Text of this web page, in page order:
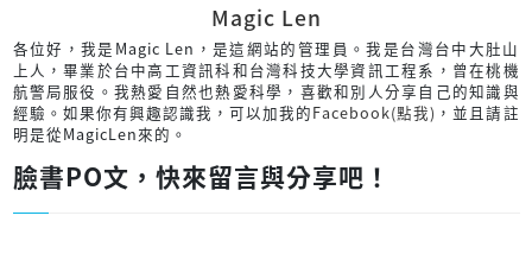
Magic Len
各位好，我是Magic Len，是這網站的管理員。我是台灣台中大肚山
上人，畢業於台中高工資訊科和台灣科技大學資訊工程系，曾在桃機
航警局服役。我熱愛自然也熱愛科學，喜歡和別人分享自己的知識與
經驗。如果你有興趣認識我，可以加我的Facebook(點我) ，並且請註
明是從MagicLen來的。
臉書PO文，快來留言與分享吧！